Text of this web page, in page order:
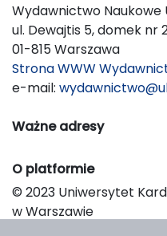
Wydawnictwo Naukowe
ul. Dewajtis 5, domek nr
01-815 Warszawa
Strona WWW
e-mail:
Ważne adresy
O platformie
© 2023 Uniwersytet
w Warszawie